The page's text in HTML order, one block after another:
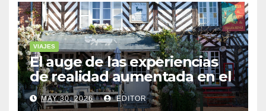
VIAJES
El auge de las experiencias
de realidad aumentada en el
turismo
MAY 30, 2026 EDITOR